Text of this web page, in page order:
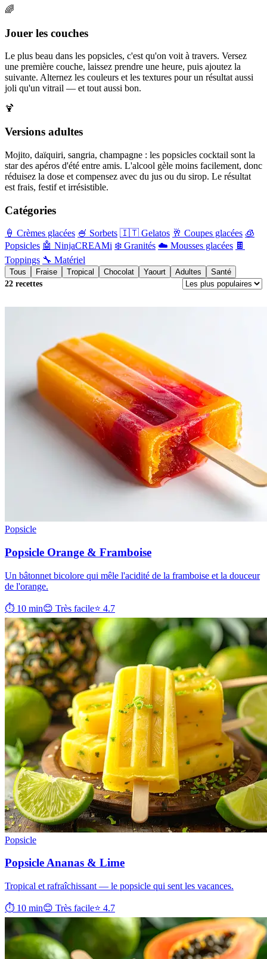
🌈
Jouer les couches
Le plus beau dans les popsicles, c'est qu'on voit à travers. Versez
une première couche, laissez prendre une heure, puis ajoutez la
suivante. Alternez les couleurs et les textures pour un résultat aussi
joli qu'un vitrail — et tout aussi bon.
🍹
Versions adultes
Mojito, daïquiri, sangria, champagne : les popsicles cocktail sont la
star des apéros d'été entre amis. L'alcool gèle moins facilement, donc
réduisez la dose et compensez avec du jus ou du sirop. Le résultat
est frais, festif et irrésistible.
Catégories
🍦 Crèmes glacées 🍧 Sorbets 🇮🇹 Gelatos 🥂 Coupes glacées 🧊
Popsicles 🤖 NinjaCREAMi ❄️ Granités ☁️ Mousses glacées 🍫
Toppings 🔧 Matériel
Tous Fraise Tropical Chocolat Yaourt Adultes
Santé
22 recettes
Popsicle
Popsicle Orange & Framboise
Un bâtonnet bicolore qui mêle l'acidité de la framboise et la douceur
de l'orange.
⏱ 10 min😊 Très facile⭐ 4.7
Popsicle
Popsicle Ananas & Lime
Tropical et rafraîchissant — le popsicle qui sent les vacances.
⏱ 10 min😊 Très facile⭐ 4.7